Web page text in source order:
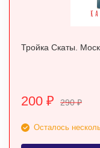
Тройка Скаты.
200 ₽ 290₽
Осталось